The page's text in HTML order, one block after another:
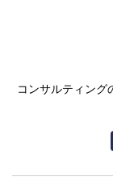
コンサルティング